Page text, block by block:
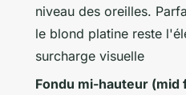
niveau des oreilles.
le blond platine reste
surcharge visuelle
Fondu mi-hauteur (mid